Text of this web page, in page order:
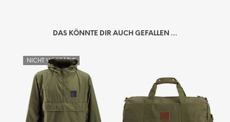
DAS KÖNNTE DIR AUCH GEFALLEN …
NICHT VORRÄTIG